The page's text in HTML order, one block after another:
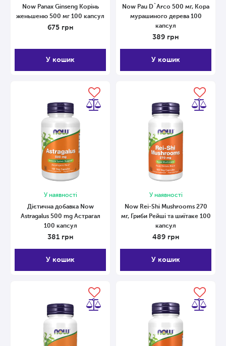
Now Panax Ginseng Корінь
женьшеню 500 мг 100 капсул
675 грн
У кошик
Now Pau D`Arco 500 мг, Кора
мурашиного дерева 100
капсул
389 грн
У кошик
У наявності
Дієтична добавка Now
Astragalus 500 mg Астрагал
100 капсул
381 грн
У кошик
У наявності
Now Rei-Shi Mushrooms 270
мг, Гриби Рейші та шиїтаке 100
капсул
489 грн
У кошик